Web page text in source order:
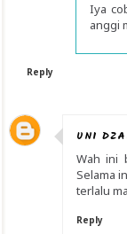
Iya
anggi
Reply
UNI
Wah ini
Selama
terlalu
Reply